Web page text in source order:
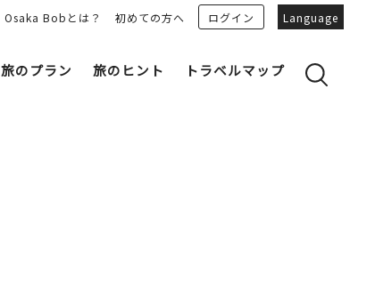
Osaka Bobとは？ 初めての方へ ログイン Language
旅のプラン
旅のヒント
トラベルマップ